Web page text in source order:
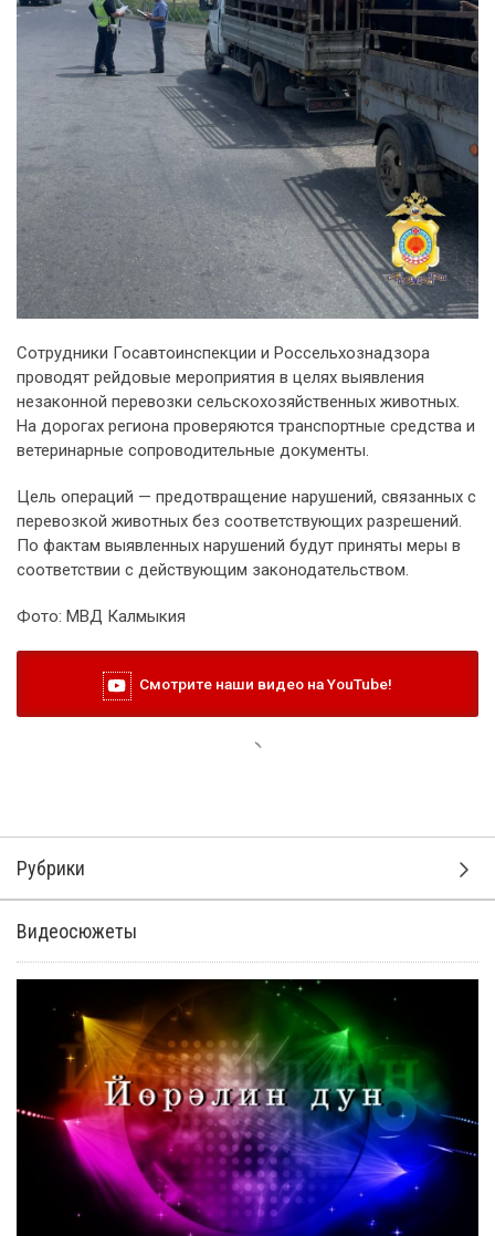
Сотрудники Госавтоинспекции и Россельхознадзора
проводят рейдовые мероприятия в целях выявления
незаконной перевозки сельскохозяйственных животных.
На дорогах региона проверяются транспортные средства и
ветеринарные сопроводительные документы.
Цель операций — предотвращение нарушений, связанных с
перевозкой животных без соответствующих разрешений.
По фактам выявленных нарушений будут приняты меры в
соответствии с действующим законодательством.
Фото: МВД Калмыкия
Смотрите наши видео на YouTube!
Рубрики
Видеосюжеты